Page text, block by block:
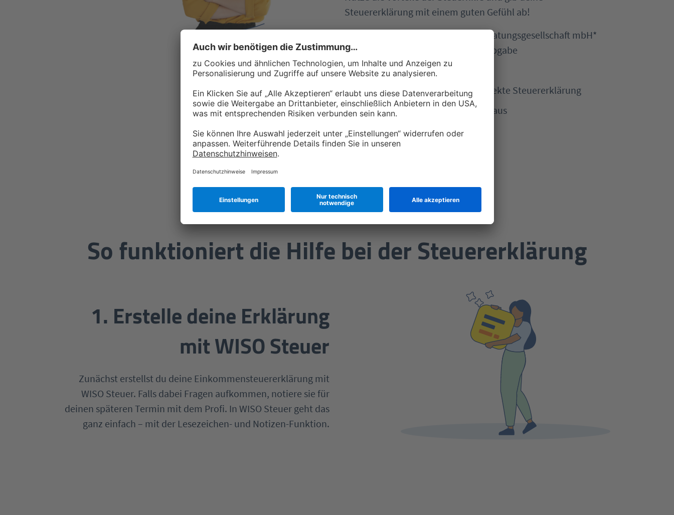
Steuererklärung mit einem guten Gefühl ab!
Ein Experte der Buhl Steuerberatungsgesellschaft mbH*
prüft deine Erklärung vor der Abgabe
Antworten auf deine Fragen
Expertenmeinung für eine korrekte Steuererklärung
Online - bequem von zu Hause aus
Jetzt buchen
So funktioniert die Hilfe bei der Steuererklärung
1. Erstelle deine Erklärung
mit WISO Steuer
Zunächst erstellst du deine Einkommensteuererklärung mit
WISO Steuer. Falls dabei Fragen aufkommen, notiere sie für
deinen späteren Termin mit dem Profi. In WISO Steuer geht das
ganz einfach – mit der Lesezeichen- und Notizen-Funktion.